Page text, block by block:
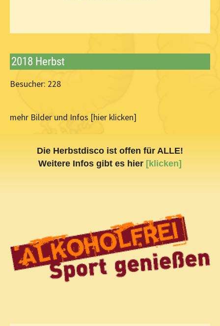
2018 Herbst
Besucher: 228
mehr Bilder und Infos [hier klicken]
Die Herbstdisco ist offen für ALLE!
Weitere Infos gibt es hier [klicken]